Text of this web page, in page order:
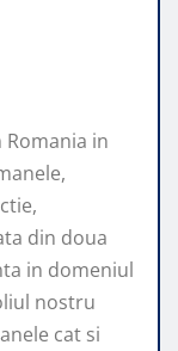
Romania in
din doua
in domeniul
nostru
cat si